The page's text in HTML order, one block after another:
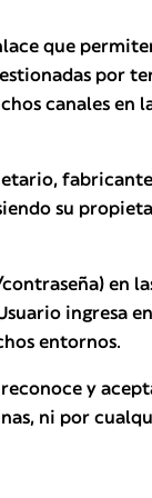
que
por
canales en
su
en
ingresa
entornos.
y
ni por